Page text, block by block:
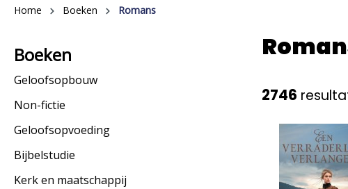
Home Boeken Romans
Boeken
Geloofsopbouw
Non-fictie
Geloofsopvoeding
Bijbelstudie
Kerk en maatschappij
2746